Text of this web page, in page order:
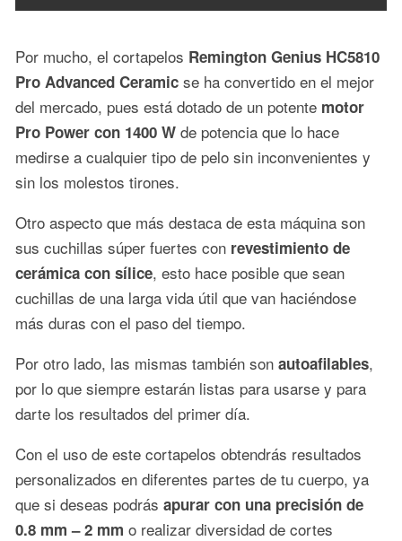
Por mucho, el cortapelos Remington Genius HC5810
Pro Advanced Ceramic se ha convertido en el mejor
del mercado, pues está dotado de un potente motor
Pro Power con 1400 W de potencia que lo hace
medirse a cualquier tipo de pelo sin inconvenientes y
sin los molestos tirones.
Otro aspecto que más destaca de esta máquina son
sus cuchillas súper fuertes con revestimiento de
cerámica con sílice, esto hace posible que sean
cuchillas de una larga vida útil que van haciéndose
más duras con el paso del tiempo.
Por otro lado, las mismas también son autoafilables,
por lo que siempre estarán listas para usarse y para
darte los resultados del primer día.
Con el uso de este cortapelos obtendrás resultados
personalizados en diferentes partes de tu cuerpo, ya
que si deseas podrás apurar con una precisión de
0.8 mm – 2 mm o realizar diversidad de cortes